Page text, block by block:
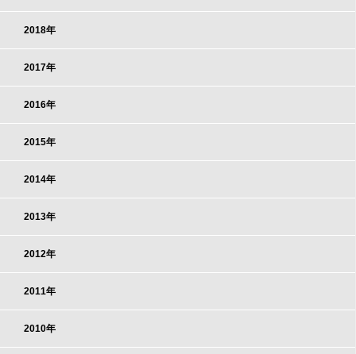
2018年
2017年
2016年
2015年
2014年
2013年
2012年
2011年
2010年